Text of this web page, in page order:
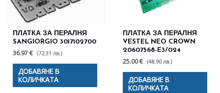
ПЛАТКА ЗА ПЕРАЛНЯ
SANGIORGIO 3017102700
36.97 € (72.31 лв.)
ДОБАВЯНЕ В
КОЛИЧКАТА
ПЛАТКА ЗА ПЕРАЛНЯ
VESTEL NEO CROWN
20607568-E3/024
25.00 € (48.90 лв.)
ДОБАВЯНЕ В
КОЛИЧКАТА